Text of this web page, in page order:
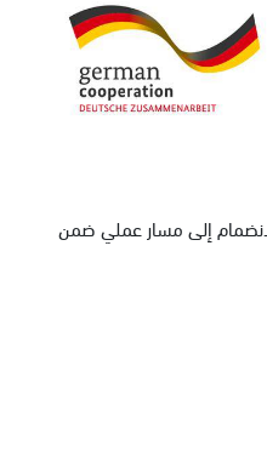
إلى مسار عملي ضمن